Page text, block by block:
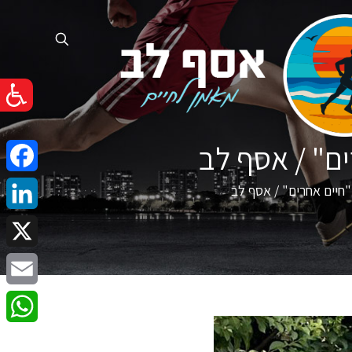
/ אסף לב
"חיים אחרים" / אסף לב
X
Email